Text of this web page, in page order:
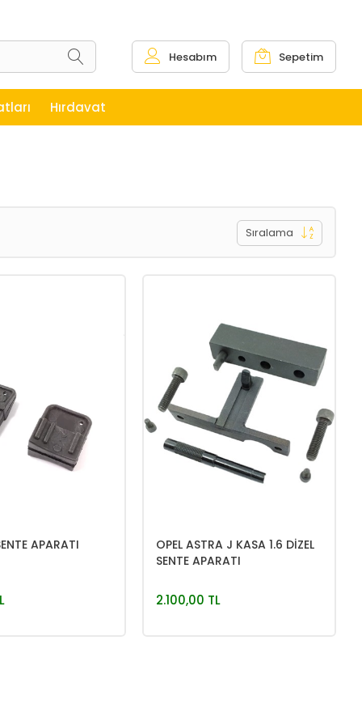
Hırdavat
Sıralama
APARATI
OPEL ASTRA J KASA 1.6 DİZEL
SENTE APARATI
2.100,00 TL
Hesabım Sepetim